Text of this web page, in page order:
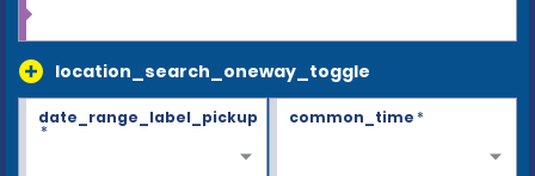
location_search_oneway_toggle
date_range_label_pickup
*
common_time*